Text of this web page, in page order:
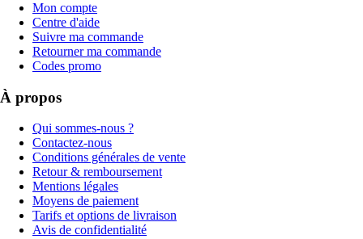
Mon compte
Centre d'aide
Suivre ma commande
Retourner ma commande
Codes promo
À propos
Qui sommes-nous ?
Contactez-nous
Conditions générales de vente
Retour & remboursement
Mentions légales
Moyens de paiement
Tarifs et options de livraison
Avis de confidentialité